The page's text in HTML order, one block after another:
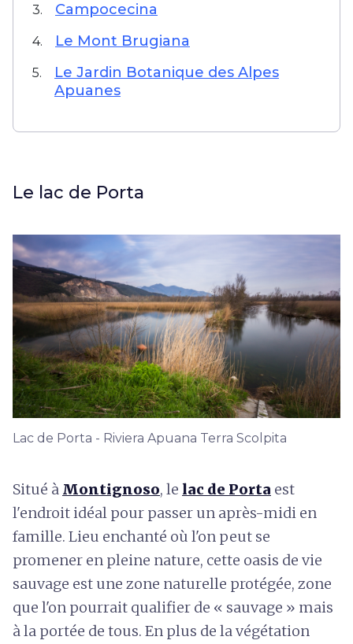
3. Campocecina
4. Le Mont Brugiana
5.
Le Jardin Botanique des Alpes
Apuanes
Le lac de Porta
Lac de Porta - Riviera Apuana Terra Scolpita
Situé à Montignoso, le lac de Porta est
l'endroit idéal pour passer un après-midi en
famille. Lieu enchanté où l'on peut se
promener en pleine nature, cette oasis de vie
sauvage est une zone naturelle protégée, zone
que l'on pourrait qualifier de « sauvage » mais
à la portée de tous. En plus de la végétation